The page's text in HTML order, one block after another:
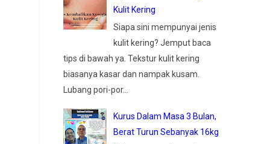
Kulit Kering
Siapa sini mempunyai jenis
kulit kering? Jemput baca
tips di bawah ya. Tekstur kulit kering
biasanya kasar dan nampak kusam.
Lubang pori-por...
Kurus Dalam Masa 3 Bulan,
Berat Turun Sebanyak 16kg